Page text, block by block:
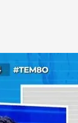
explica cómo son
Orden
2025 - 18:43h.